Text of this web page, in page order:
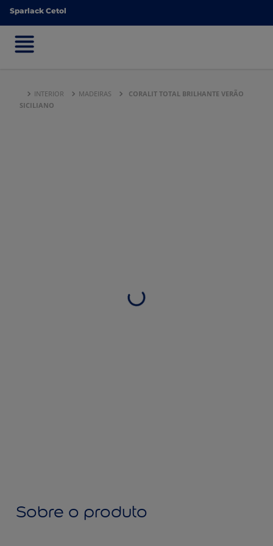
Sparlack Cetol
Sparlack Cetol
INTERIOR MADEIRAS
CORALIT TOTAL BRILHANTE VERÃO
SICILIANO
Sobre o produto